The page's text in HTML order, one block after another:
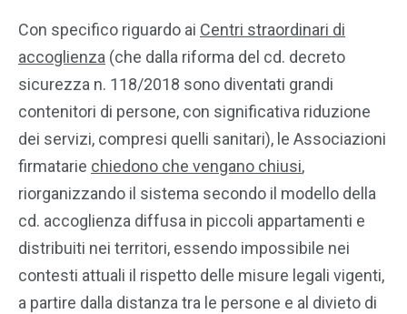
Con specifico riguardo ai Centri straordinari di
accoglienza (che dalla riforma del cd. decreto
sicurezza n. 118/2018 sono diventati grandi
contenitori di persone, con significativa riduzione
dei servizi, compresi quelli sanitari), le Associazioni
firmatarie chiedono che vengano chiusi,
riorganizzando il sistema secondo il modello della
cd. accoglienza diffusa in piccoli appartamenti e
distribuiti nei territori, essendo impossibile nei
contesti attuali il rispetto delle misure legali vigenti,
a partire dalla distanza tra le persone e al divieto di